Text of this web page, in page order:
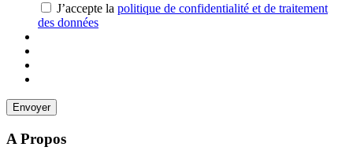
J’accepte la politique de confidentialité et de traitement
des données
A Propos